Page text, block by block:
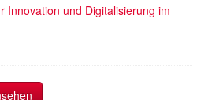
Innovation und Digitalisierung im